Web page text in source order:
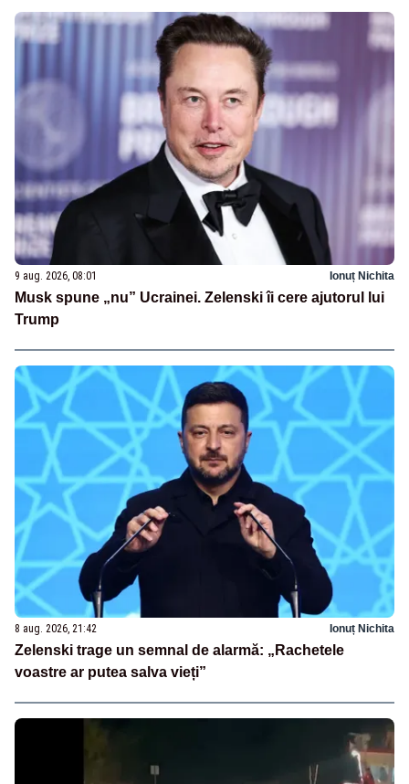
9 aug. 2026, 08:01 Ionuț Nichita
Musk spune „nu” Ucrainei. Zelenski îi cere ajutorul lui
Trump
8 aug. 2026, 21:42 Ionuț Nichita
Zelenski trage un semnal de alarmă: „Rachetele
voastre ar putea salva vieți”